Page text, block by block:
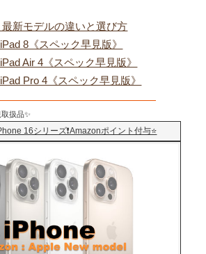
最新モデルの違いと選び方
8《スペック早見版》
Air 4《スペック早見版》
Pro 4《スペック早見版》
扱品✨
16シリーズ❗️Amazonポイント付与⭐️